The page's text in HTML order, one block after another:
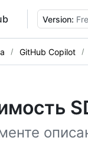
Version:
GitHub Copilot